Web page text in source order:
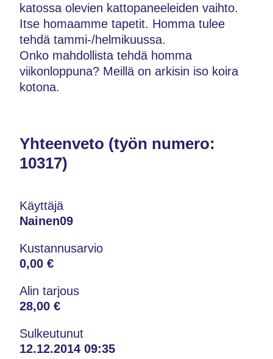
katossa olevien kattopaneeleiden vaihto.
Itse homaamme tapetit. Homma tulee
tehdä tammi-/helmikuussa.
Onko mahdollista tehdä homma
viikonloppuna? Meillä on arkisin iso koira
kotona.
Yhteenveto (työn numero:
10317)
Käyttäjä
Nainen09
Kustannusarvio
0,00 €
Alin tarjous
28,00 €
Sulkeutunut
12.12.2014 09:35